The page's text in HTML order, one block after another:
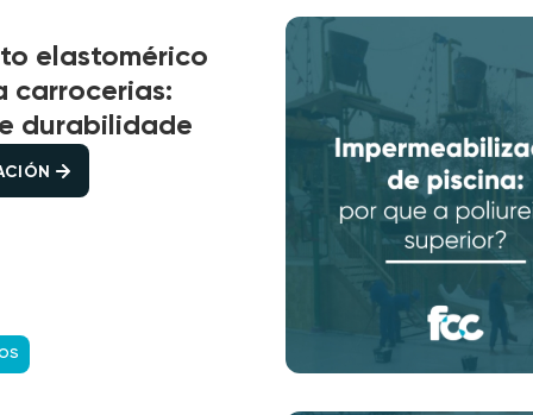
elastomérico
carrocerias:
durabilidade